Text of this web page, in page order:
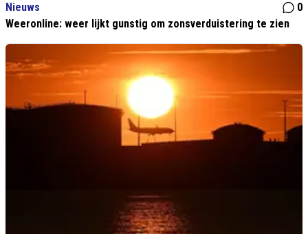
Nieuws
0
Weeronline: weer lijkt gunstig om zonsverduistering te zien